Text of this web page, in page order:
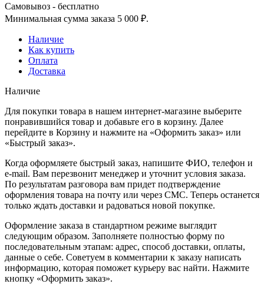
Самовывоз - бесплатно
Минимальная сумма заказа 5 000 ₽.
Наличие
Как купить
Оплата
Доставка
Наличие
Для покупки товара в нашем интернет-магазине выберите
понравившийся товар и добавьте его в корзину. Далее
перейдите в Корзину и нажмите на «Оформить заказ» или
«Быстрый заказ».
Когда оформляете быстрый заказ, напишите ФИО, телефон и
e-mail. Вам перезвонит менеджер и уточнит условия заказа.
По результатам разговора вам придет подтверждение
оформления товара на почту или через СМС. Теперь останется
только ждать доставки и радоваться новой покупке.
Оформление заказа в стандартном режиме выглядит
следующим образом. Заполняете полностью форму по
последовательным этапам: адрес, способ доставки, оплаты,
данные о себе. Советуем в комментарии к заказу написать
информацию, которая поможет курьеру вас найти. Нажмите
кнопку «Оформить заказ».